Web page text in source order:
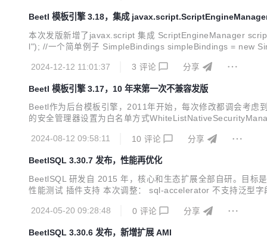
Beetl 模板引擎 3.18，集成
本次发版新增了javax.script 集成 ScriptEngineManager
2024-12-12 11:01:37 3 评论 分享
Beetl 模板引擎 3.17，10 年来第一次不兼容发版
Beetl作为后台模板引擎，2011年开始，每次修改都调会考
的安全管理器设置为白名单方式
2024-08-12 09:58:11
10 评论 分享
BeetlSQL 3.30.7 发布，性能再优化
BeetlSQL 研发自 2015 年，核心和生态扩展全部自研。目标
性能测试 插件支持 本次调整： sql-accelerator 不支持泛型
2024-05-20 09:28:48
0 评论 分享
BeetlSQL 3.30.6 发布，新增扩展 AMI